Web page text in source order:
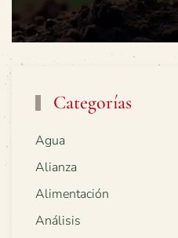
Categorías
Agua
Alianza
Alimentación
Análisis